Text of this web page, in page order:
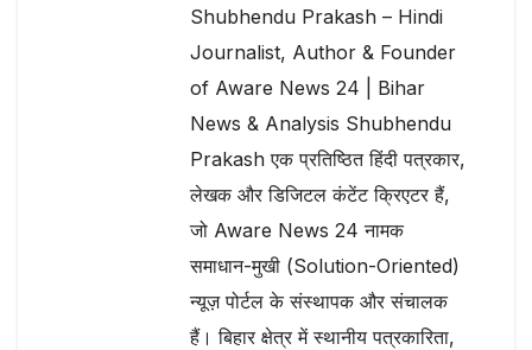
Shubhendu Prakash – Hindi
Journalist, Author & Founder
of Aware News 24 | Bihar
News & Analysis Shubhendu
Prakash एक प्रतिष्ठित हिंदी पत्रकार,
लेखक और डिजिटल कंटेंट क्रिएटर हैं,
जो Aware News 24 नामक
समाधान-मुखी (Solution-Oriented)
न्यूज़ पोर्टल के संस्थापक और संचालक
हैं। बिहार क्षेत्र में स्थानीय पत्रकारिता,